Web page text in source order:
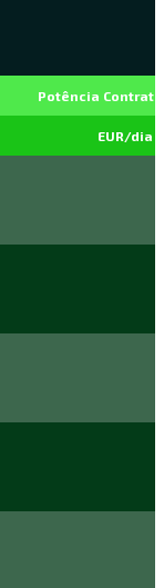
Potência
EUR/dia